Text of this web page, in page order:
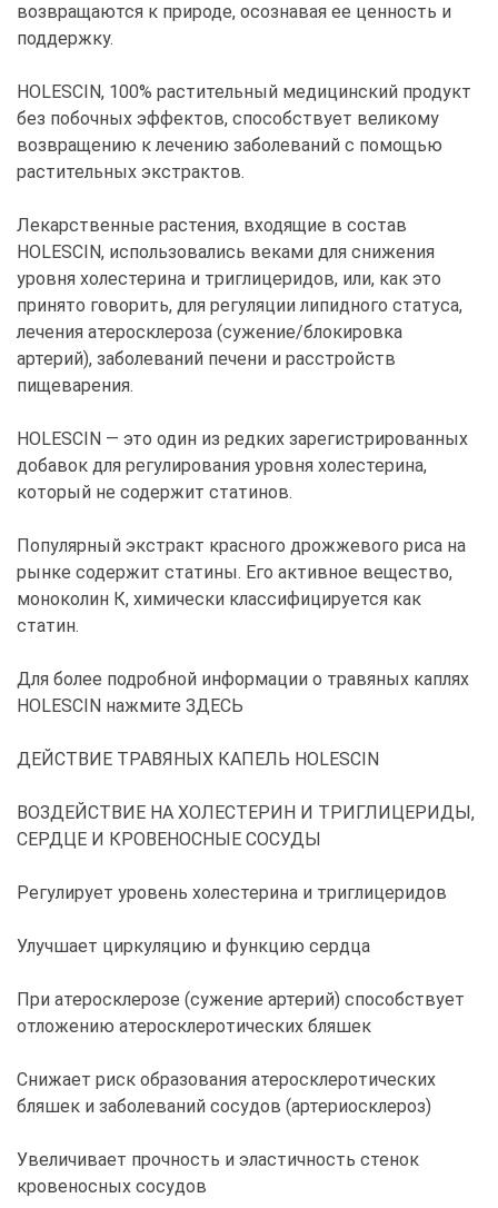
возвращаются к природе, осознавая ее ценность и
поддержку.
HOLESCIN, 100% растительный медицинский продукт
без побочных эффектов, способствует великому
возвращению к лечению заболеваний с помощью
растительных экстрактов.
Лекарственные растения, входящие в состав
HOLESCIN, использовались веками для снижения
уровня холестерина и триглицеридов, или, как это
принято говорить, для регуляции липидного статуса,
лечения атеросклероза (сужение/блокировка
артерий), заболеваний печени и расстройств
пищеварения.
HOLESCIN — это один из редких зарегистрированных
добавок для регулирования уровня холестерина,
который не содержит статинов.
Популярный экстракт красного дрожжевого риса на
рынке содержит статины. Его активное вещество,
моноколин К, химически классифицируется как
статин.
Для более подробной информации о травяных каплях
HOLESCIN нажмите ЗДЕСЬ
ДЕЙСТВИЕ ТРАВЯНЫХ КАПЕЛЬ HOLESCIN
ВОЗДЕЙСТВИЕ НА ХОЛЕСТЕРИН И ТРИГЛИЦЕРИДЫ,
СЕРДЦЕ И КРОВЕНОСНЫЕ СОСУДЫ
Регулирует уровень холестерина и триглицеридов
Улучшает циркуляцию и функцию сердца
При атеросклерозе (сужение артерий) способствует
отложению атеросклеротических бляшек
Снижает риск образования атеросклеротических
бляшек и заболеваний сосудов (артериосклероз)
Увеличивает прочность и эластичность стенок
кровеносных сосудов